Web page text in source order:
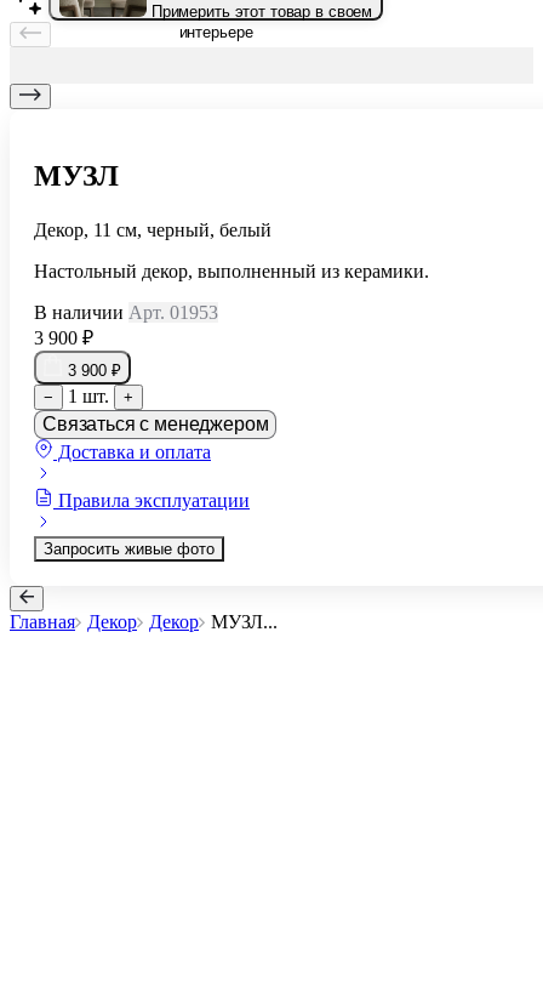
Примерить этот товар в своем
интерьере
МУЗЛ
Декор, 11 см, черный, белый
Настольный декор, выполненный из керамики.
В наличии Арт. 01953
3 900 ₽
3 900 ₽
−
1 шт. +
Связаться с менеджером
Доставка и оплата
Правила эксплуатации
Запросить живые фото
Главная Декор Декор МУЗЛ...